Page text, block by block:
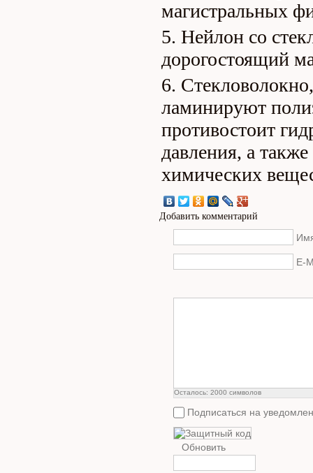
магистральных
Нейлон со
дорогостоящий
ламинируют
противостоит
давления, а
химических
Добавить комментарий
E-
Осталось: 2000 символов
Подписаться на
Обновить